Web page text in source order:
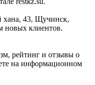
хана, 43, Щучинск,
новых клиентов.
рейтинг и отзывы о
на информационном